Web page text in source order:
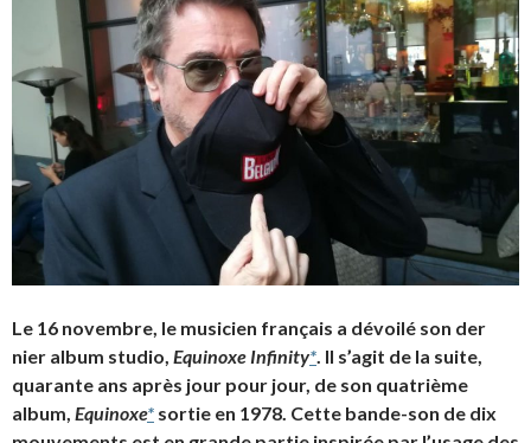
Le 16 novembre, le musicien français a dévoilé son der
nier album studio, Equinoxe Infinity*. Il s’agit de la suite,
quarante ans après jour pour jour, de son quatrième
album, Equinoxe* sortie en 1978. Cette bande-son de dix